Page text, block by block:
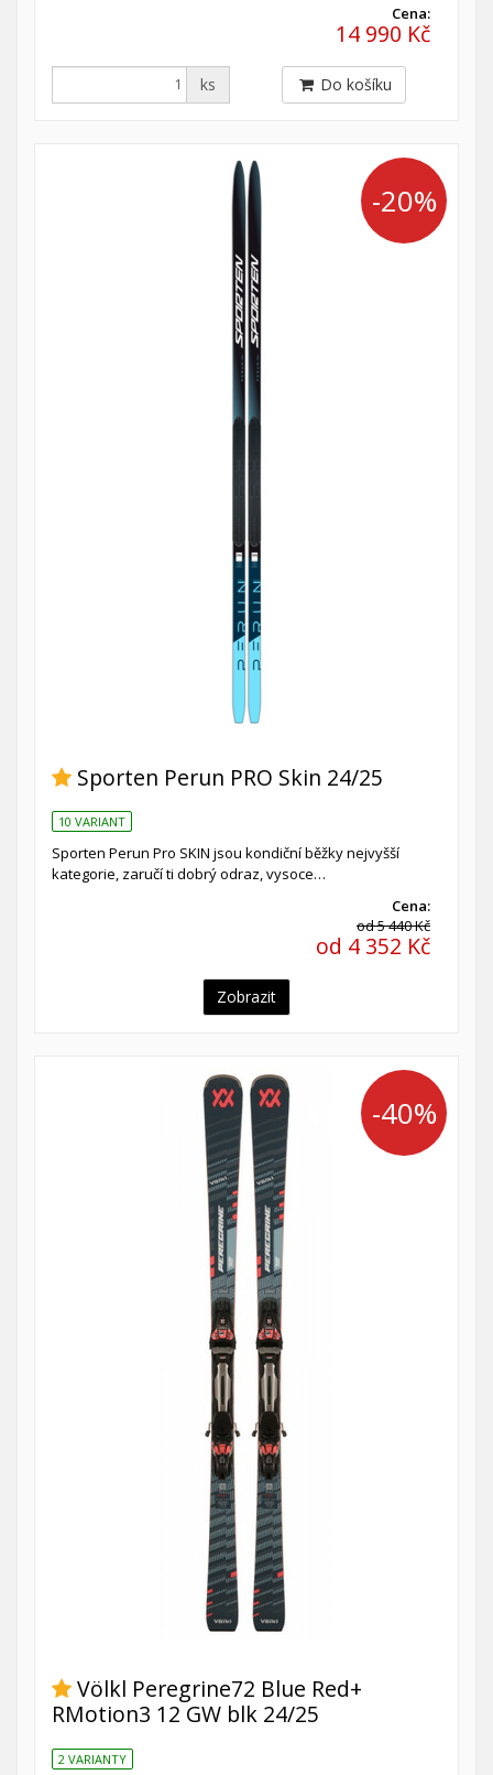
Cena:
14 990 Kč
ks Do košíku
-20%
Sporten Perun PRO Skin 24/25
10 VARIANT
Sporten Perun Pro SKIN jsou kondiční běžky nejvyšší
kategorie, zaručí ti dobrý odraz, vysoce…
Cena:
od 5 440 Kč
od 4 352 Kč
Zobrazit
-40%
Völkl Peregrine72 Blue Red+
RMotion3 12 GW blk 24/25
2 VARIANTY